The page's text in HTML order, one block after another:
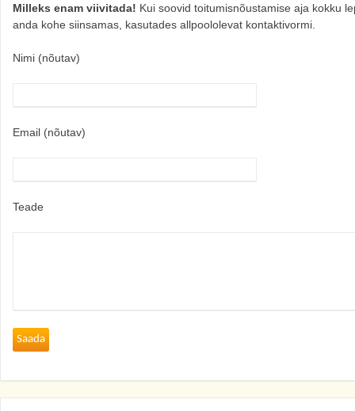
Milleks enam viivitada! Kui soovid toitumisnõustamise aja kokku
anda kohe siinsamas, kasutades allpoololevat kontaktivormi.
Nimi (nõutav)
Email (nõutav)
Teade